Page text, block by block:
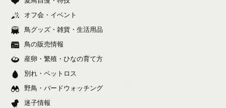
オフ会・イベント
鳥グッズ・雑貨・生活用品
鳥の販売情報
産卵・繁殖・ひなの育て方
別れ・ペットロス
野鳥・バードウォッチング
迷子情報